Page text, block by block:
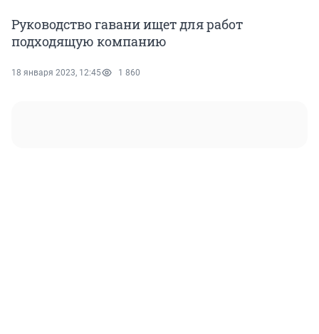
Руководство гавани ищет для работ
подходящую компанию
18 января 2023, 12:45 1 860